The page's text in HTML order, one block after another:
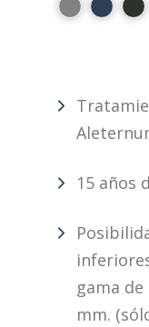
15 años
gama
mm.